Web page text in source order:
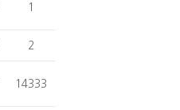
1
2
14333